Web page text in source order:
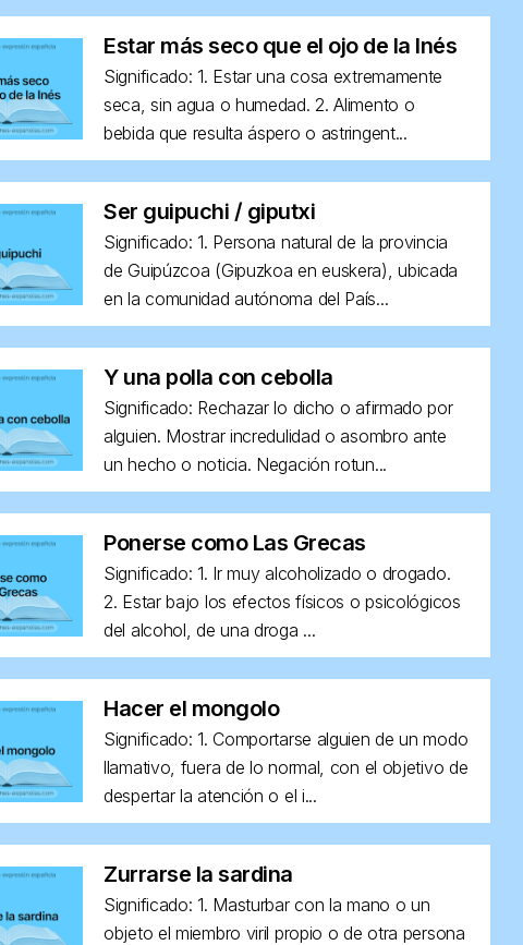
Estar más seco que el ojo de la Inés
Significado: 1. Estar una cosa extremamente
seca, sin agua o humedad. 2. Alimento o
bebida que resulta áspero o astringent...
Ser guipuchi / giputxi
Significado: 1. Persona natural de la provincia
de Guipúzcoa (Gipuzkoa en euskera), ubicada
en la comunidad autónoma del País...
Y una polla con cebolla
Significado: Rechazar lo dicho o afirmado por
alguien. Mostrar incredulidad o asombro ante
un hecho o noticia. Negación rotun...
Ponerse como Las Grecas
Significado: 1. Ir muy alcoholizado o drogado.
2. Estar bajo los efectos físicos o psicológicos
del alcohol, de una droga ...
Hacer el mongolo
Significado: 1. Comportarse alguien de un modo
llamativo, fuera de lo normal, con el objetivo de
despertar la atención o el i...
Zurrarse la sardina
Significado: 1. Masturbar con la mano o un
objeto el miembro viril propio o de otra persona